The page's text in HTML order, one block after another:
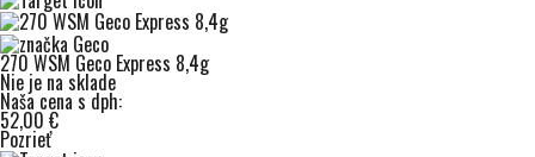
270 WSM Geco Express 8,4g
Nie je na sklade
Naša cena s dph:
52,00 €
Pozrieť